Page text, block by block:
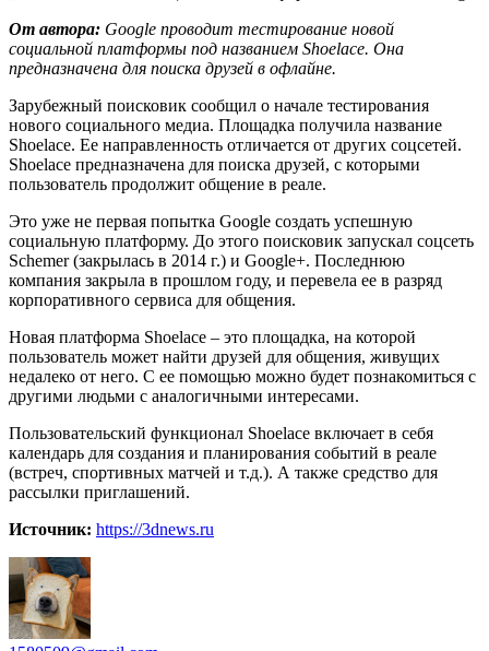
От автора: Google проводит тестирование новой
социальной платформы под названием Shoelace. Она
предназначена для поиска друзей в офлайне.
Зарубежный поисковик сообщил о начале тестирования
нового социального медиа. Площадка получила название
Shoelace. Ее направленность отличается от других соцсетей.
Shoelace предназначена для поиска друзей, с которыми
пользователь продолжит общение в реале.
Это уже не первая попытка Google создать успешную
социальную платформу. До этого поисковик запускал соцсеть
Schemer (закрылась в 2014 г.) и Google+. Последнюю
компания закрыла в прошлом году, и перевела ее в разряд
корпоративного сервиса для общения.
Новая платформа Shoelace – это площадка, на которой
пользователь может найти друзей для общения, живущих
недалеко от него. С ее помощью можно будет познакомиться с
другими людьми с аналогичными интересами.
Пользовательский функционал Shoelace включает в себя
календарь для создания и планирования событий в реале
(встреч, спортивных матчей и т.д.). А также средство для
рассылки приглашений.
Источник: https://3dnews.ru